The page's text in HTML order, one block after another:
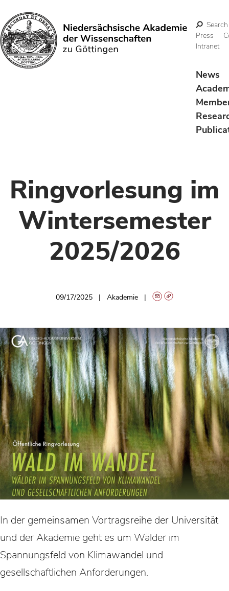
Search
Search
Press
Intranet
News
Ringvorlesung im
Wintersemester
2025/2026
09/17/2025 Akademie
In der gemeinsamen Vortragsreihe der Universität
und der Akademie geht es um Wälder im
Spannungsfeld von Klimawandel und
gesellschaftlichen Anforderungen.